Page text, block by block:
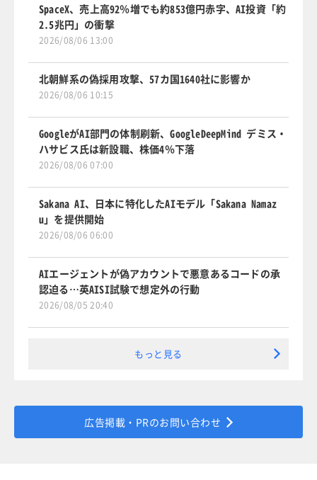
SpaceX、売上高92％増でも約853億円赤字、AI投資「約
2.5兆円」の衝撃
2026/08/06 13:00
北朝鮮系の偽採用攻撃、57カ国1640社に影響か
2026/08/06 10:15
GoogleがAI部門の体制刷新、GoogleDeepMind デミス・
ハサビス氏は新設職、株価4％下落
2026/08/06 07:00
Sakana AI、日本に特化したAIモデル「Sakana Namaz
u」を提供開始
2026/08/06 06:00
AIエージェントが偽アカウントで悪意あるコードの承
認迫る…英AISI試験で想定外の行動
2026/08/05 20:40
もっと見る
広告掲載・PRのお問い合わせ